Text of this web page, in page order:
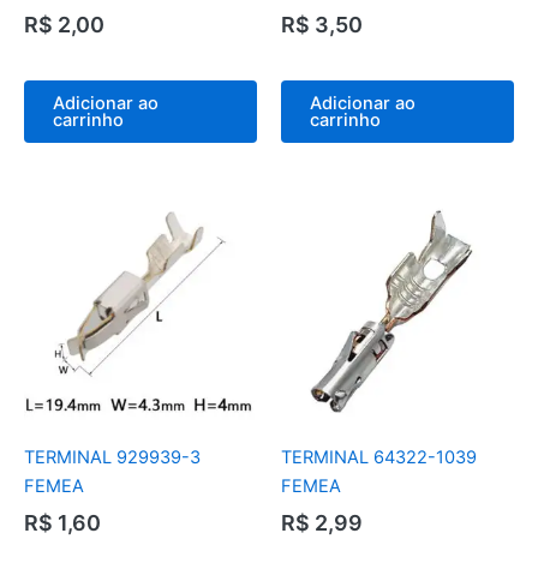
R$ 2,00
Adicionar ao
carrinho
R$ 3,50
Adicionar ao
carrinho
TERMINAL 929939-3
FEMEA
R$ 1,60
TERMINAL 64322-1039
FEMEA
R$ 2,99